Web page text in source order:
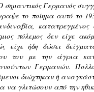
σημαντικός Γερμανός
το ποίημα αυτό το
πόλεμος δεν είχε
είχε ήδη δώσει
του με την άγρια
Γερμανών.
διώχτηκαν ή
να γλιτώσουν από την